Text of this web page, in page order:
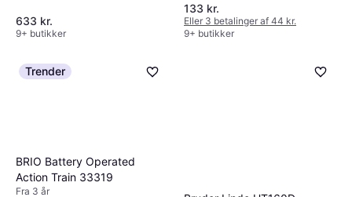
633 kr.
9+ butikker
133 kr.
Eller 3 betalinger af 44 kr.
9+ butikker
Trender
BRIO Battery Operated
Action Train 33319
Fra 3 år